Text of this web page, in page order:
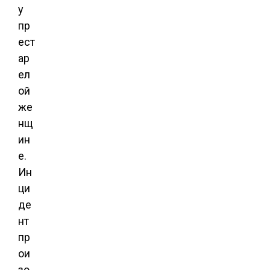
у
пр
ест
ар
ел
ой
же
нщ
ин
е.
Ин
ци
де
нт
пр
ои